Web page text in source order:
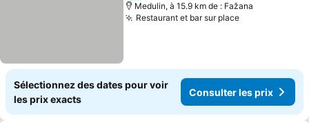
Medulin, à 15.9 km de : Fažana
Restaurant et bar sur placeConsulter
Sélectionnez des dates pour voir
les prix exacts
Consulter les prix